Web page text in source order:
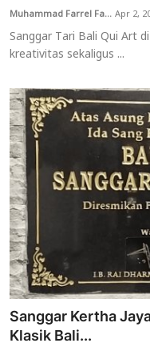
Usadha
Indonesia
Muhammad Farrel Fa...Apr 2,
Sanggar Tari Bali Qui Art
kreativitas sekaligus ...
Sanggar Kertha
Klasik Bali...